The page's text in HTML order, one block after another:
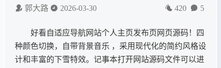
郭大路 2026-03-30 420 5
好看自适应导航网站个人主页发布页网页源码！四
种颜色切换，自带背景音乐 ，采用现代化的简约风格设
计和丰富的下雪特效。记事本打开网站源码文件可以进